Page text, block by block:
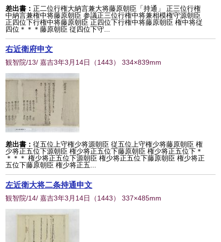
差出書：正二位行権大納言兼大将藤原朝臣「持通」 正三位行権
中納言兼権中将藤原朝臣 参議正三位行権中将兼相模権守源朝臣
正四位下行権中将藤原朝臣 正四位下行権中将藤原朝臣 権中将従
四位＊＊＊藤原朝臣 従四位下守...
右近衛府申文
観智院/13/ 嘉吉3年3月14日 （1443） 334×839mm
差出書：従五位上守権少将源朝臣 従五位上守権少将藤原朝臣 権
少将正五位下源朝臣 権少将正五位下藤原朝臣 権少将正五位下＊
＊＊＊ 権少将正五位下源朝臣 権少将正五位下藤原朝臣 権少将正
五位下藤原朝臣 権少将正五...
左近衛大将二条持通申文
観智院/14/ 嘉吉3年3月14日 （1443） 337×485mm